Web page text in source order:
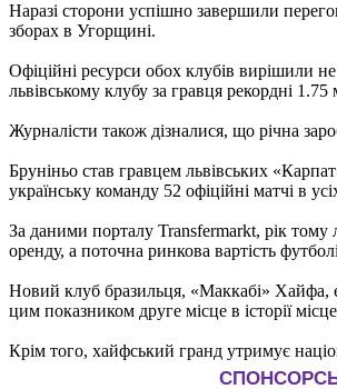
Наразі сторони успішно завершили
зборах в Угорщині.
Офіційні ресурси обох клубів вирішили
львівському клубу за гравця рекордні
Журналісти також дізналися, що річна
Бруніньо став гравцем львівських
українську команду 52 офіційні матчі в
За даними порталу Transfermarkt, рік тому
оренду, а поточна ринкова вартість
Новий клуб бразильця, «Маккабі» Хайфа, є
цим показником друге місце в історії
Крім того, хайфський гранд утримує